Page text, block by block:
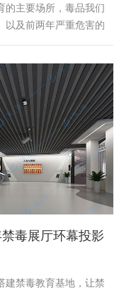
的主要场所，毒品我们
以及前两年严重危害的
人的危害往往是全球性的
防不胜防，不仅严重危
和诱发各种犯罪，威胁
消除毒品犯罪，成为世
法机关所共同面临的一
毒展厅环幕投影
建禁毒教育基地，让禁